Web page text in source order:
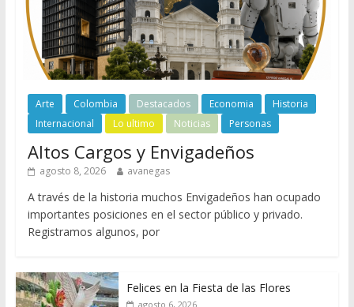
Arte Colombia Destacados Economia
Historia
Internacional
Lo ultimo Noticias Personas
Altos Cargos y Envigadeños
agosto 8, 2026 avanegas
A través de la historia muchos Envigadeños han ocupado
importantes posiciones en el sector público y privado.
Registramos algunos, por
Felices en la Fiesta de las Flores
agosto 6, 2026